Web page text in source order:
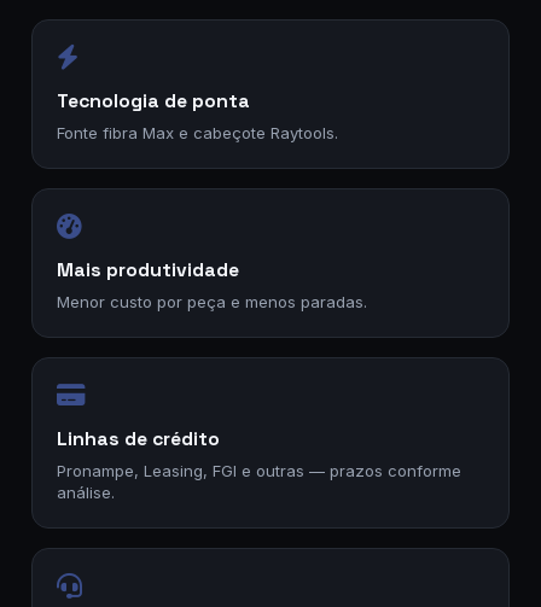
Tecnologia de ponta
Fonte fibra Max e cabeçote Raytools.
Mais produtividade
Menor custo por peça e menos paradas.
Linhas de crédito
Pronampe, Leasing, FGI e outras — prazos conforme
análise.